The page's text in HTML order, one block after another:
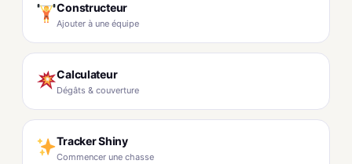
Constructeur
Ajouter à une équipe
Calculateur
Dégâts & couverture
Tracker Shiny
Commencer une chasse